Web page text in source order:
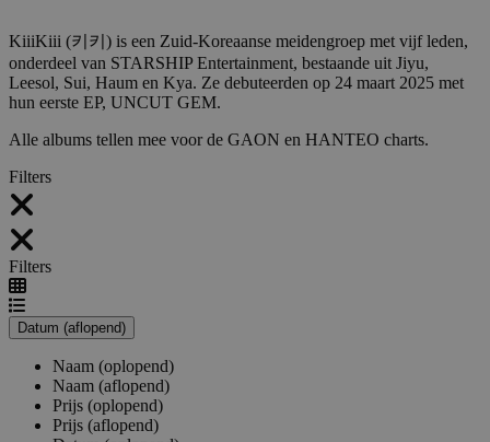
KiiiKiii (키키) is een Zuid-Koreaanse meidengroep met vijf leden,
onderdeel van STARSHIP Entertainment, bestaande uit Jiyu,
Leesol, Sui, Haum en Kya. Ze debuteerden op 24 maart 2025 met
hun eerste EP, UNCUT GEM.
Alle albums tellen mee voor de GAON en HANTEO charts.
Filters
Filters
Datum (aflopend)
Naam (oplopend)
Naam (aflopend)
Prijs (oplopend)
Prijs (aflopend)